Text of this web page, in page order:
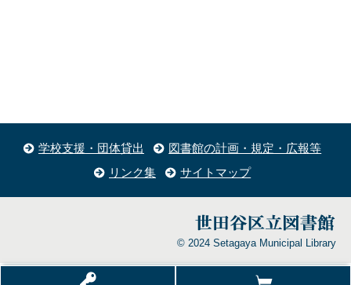
学校支援・団体貸出
図書館の計画・規定・広報等
リンク集
サイトマップ
© 2024 Setagaya Municipal Library